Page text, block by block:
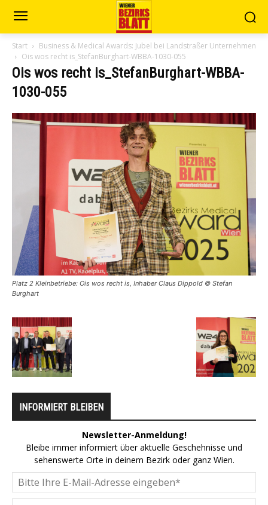
Start
Business & Medical Awards: Jubel bei Landstraßer Unternehmen
Ois wos recht is_StefanBurghart-WBBA-1030-055
Ois wos recht is_StefanBurghart-WBBA-
1030-055
Platz 2 Kleinbetriebe: Ois wos recht is, Inhaber Claus Dippold © Stefan
Burghart
INFORMIERT BLEIBEN
Newsletter-Anmeldung!
Bleibe immer informiert über aktuelle Geschehnisse und
sehenswerte Orte in deinem Bezirk oder ganz Wien.